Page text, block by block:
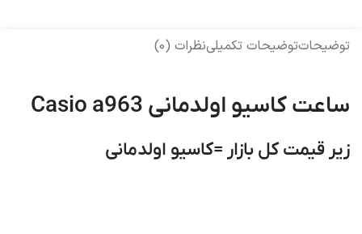
توضیحاتتوضیحات تکمیلینظرات (0)
ساعت کاسیو اولدمانی Casio a963
زیر قیمت کل بازار =کاسیو اولدمانی